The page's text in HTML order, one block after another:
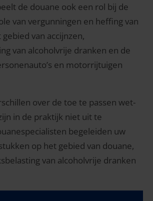
de douane ook een rol bij de
van vergunningen en heffing van
van accijnzen,
van alcoholvrije dranken en de
en motorrijtuigen
over de toe te passen wet-
in de praktijk niet uit te
begeleiden uw
op het gebied van douane,
van alcoholvrije dranken